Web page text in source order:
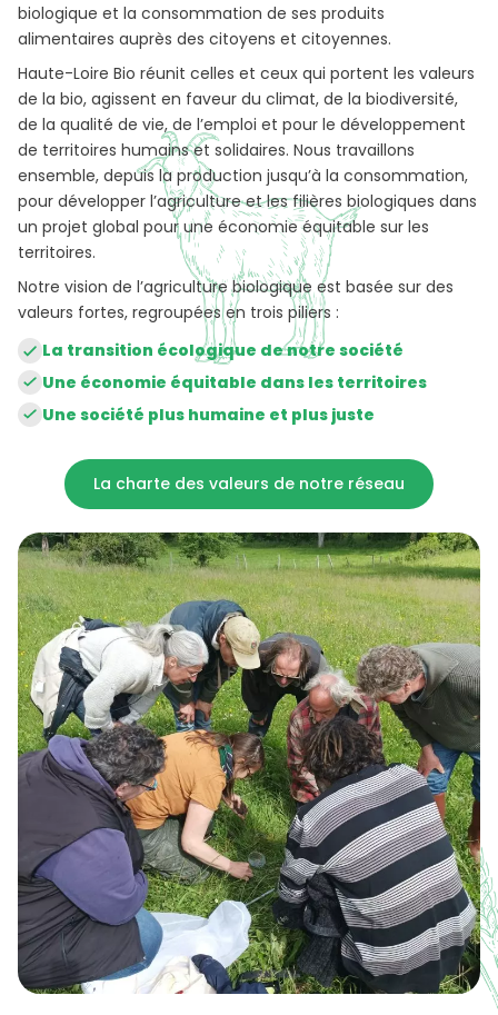
biologique et la consommation de ses produits
alimentaires auprès des citoyens et citoyennes.
Haute-Loire Bio réunit celles et ceux qui portent les valeurs
de la bio, agissent en faveur du climat, de la biodiversité,
de la qualité de vie, de l’emploi et pour le développement
de territoires humains et solidaires. Nous travaillons
ensemble, depuis la production jusqu’à la consommation,
pour développer l’agriculture et les filières biologiques dans
un projet global pour une économie équitable sur les
territoires.
Notre vision de l’agriculture biologique est basée sur des
valeurs fortes, regroupées en trois piliers :
La transition écologique de notre société
Une économie équitable dans les territoires
Une société plus humaine et plus juste
La charte des valeurs de notre réseau